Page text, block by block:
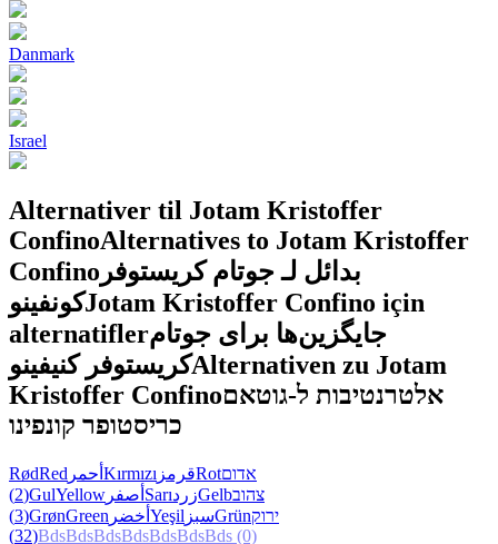
Danmark
Israel
Alternativer til Jotam Kristoffer
ConfinoAlternatives to Jotam Kristoffer
Confino بدائل لـ جوتام كريستوفر
كونفينوJotam Kristoffer Confino için
alternatiflerجایگزین‌ها برای جوتام
کریستوفر کنیفینوAlternativen zu Jotam
Kristoffer Confinoאלטרנטיבות ל-גוטאם
כריסטופר קונפינו
RødRed أحمر Kırmızı قرمزRotאדום
(2)GulYellow أصفر SarıزردGelbצהוב
(3)GrønGreen أخضر Yeşil سبزGrünירוק
(32)BdsBdsBdsBdsBdsBdsBds (0)